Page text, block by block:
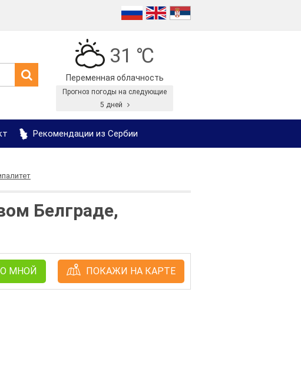
31 ℃
Переменная облачность
Прогноз погоды на следующие
5 дней
Рекомендации из Сербии
Белграде,
МНОЙ ПОКАЖИ НА КАРТЕ